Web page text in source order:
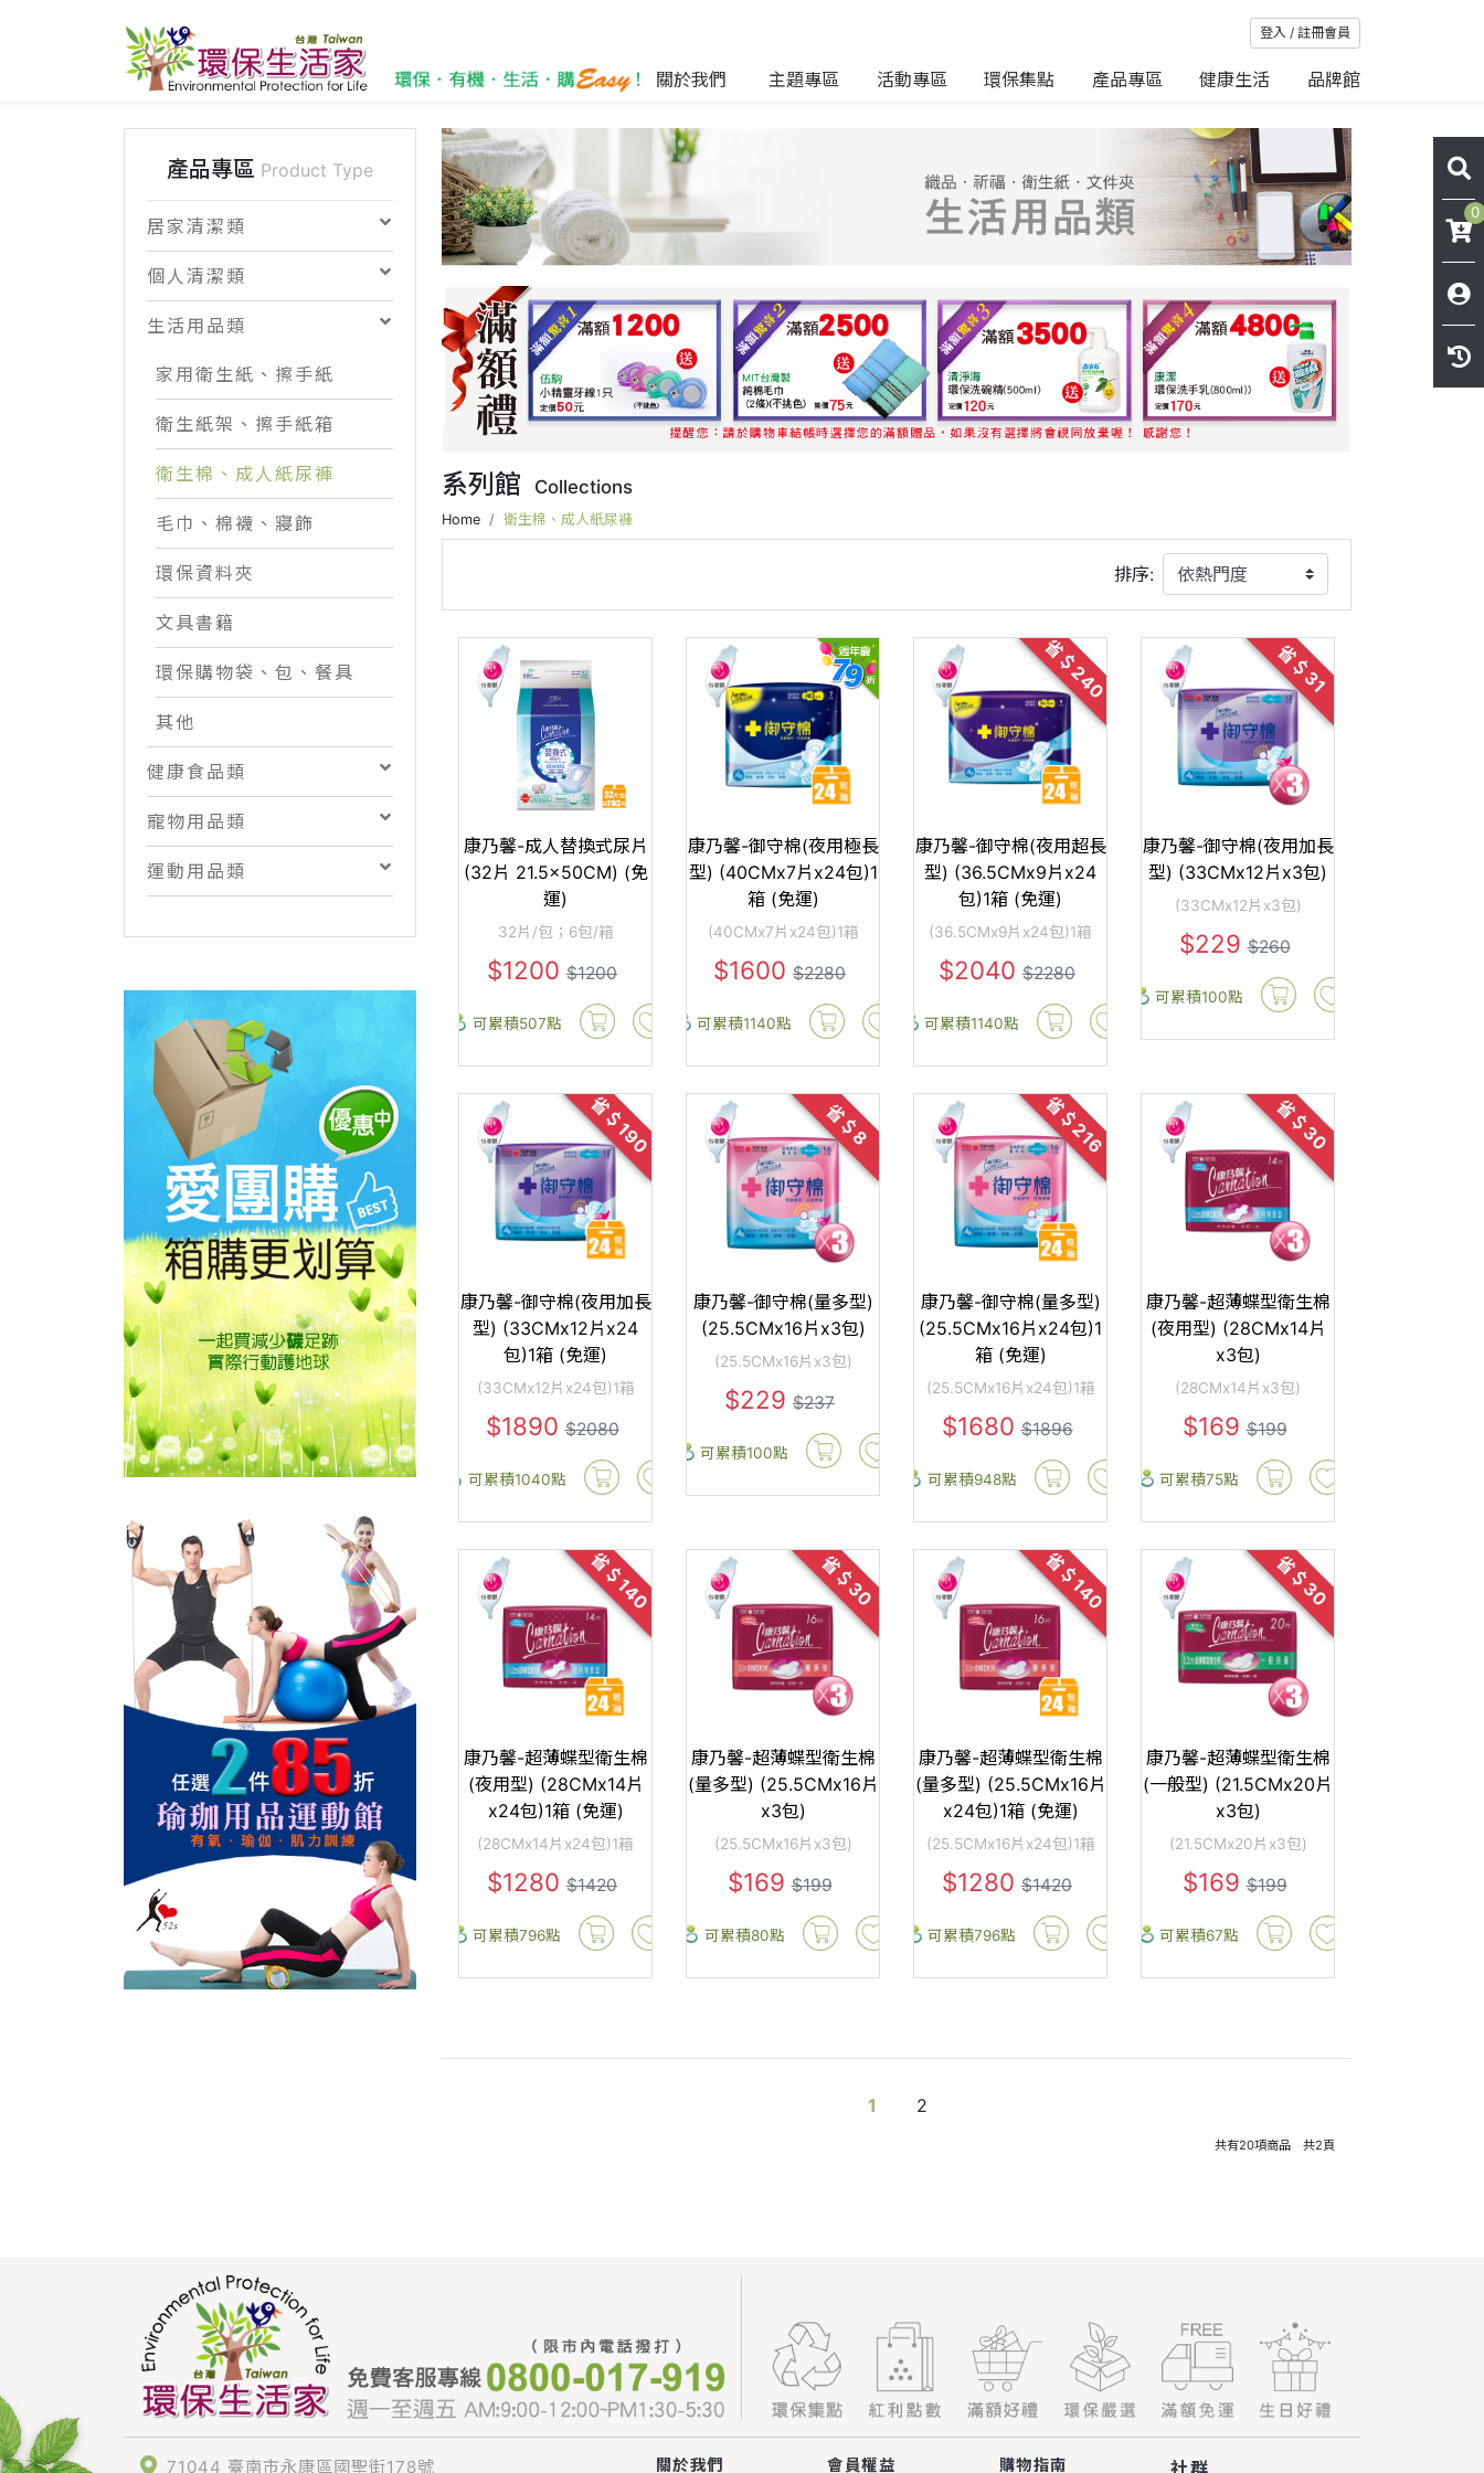
登入 / 註冊會員
關於我們 主題專區 活動專區 環保集點 產品專區 健康生活 品牌館
0
產品專區 Product Type
居家清潔類
個人清潔類
生活用品類
家用衛生紙、擦手紙
衛生紙架、擦手紙箱
衛生棉、成人紙尿褲
毛巾、棉襪、寢飾
環保資料夾
文具書籍
環保購物袋、包、餐具
其他
健康食品類
寵物用品類
運動用品類
系列館 Collections
Home 衛生棉、成人紙尿褲
排序:
康乃馨-成人替換式尿片
(32片 21.5×50CM) (免
運)
32片/包；6包/箱
$1200 $1200
可累積507點
康乃馨-御守棉(夜用極長
型) (40CMx7片x24包)1
箱 (免運)
(40CMx7片x24包)1箱
$1600 $2280
可累積1140點
省＄240
康乃馨-御守棉(夜用超長
型) (36.5CMx9片x24
包)1箱 (免運)
(36.5CMx9片x24包)1箱
$2040 $2280
可累積1140點
省＄31
康乃馨-御守棉(夜用加長
型) (33CMx12片x3包)
(33CMx12片x3包)
$229$260
可累積100點
省＄190
康乃馨-御守棉(夜用加長
型) (33CMx12片x24
包)1箱 (免運)
(33CMx12片x24包)1箱
$1890$2080
可累積1040點
省＄8
康乃馨-御守棉(量多型)
(25.5CMx16片x3包)
(25.5CMx16片x3包)
$229 $237
可累積100點
省＄216
康乃馨-御守棉(量多型)
(25.5CMx16片x24包)1
箱 (免運)
(25.5CMx16片x24包)1箱
$1680$1896
可累積948點
省＄30
康乃馨-超薄蝶型衛生棉
(夜用型) (28CMx14片
x3包)
(28CMx14片x3包)
$169$199
可累積75點
省＄140
康乃馨-超薄蝶型衛生棉
(夜用型) (28CMx14片
x24包)1箱 (免運)
(28CMx14片x24包)1箱
$1280 $1420
可累積796點
省＄30
康乃馨-超薄蝶型衛生棉
(量多型) (25.5CMx16片
x3包)
(25.5CMx16片x3包)
$169$199
可累積80點
省＄140
康乃馨-超薄蝶型衛生棉
(量多型) (25.5CMx16片
x24包)1箱 (免運)
(25.5CMx16片x24包)1箱
$1280 $1420
可累積796點
省＄30
康乃馨-超薄蝶型衛生棉
(一般型) (21.5CMx20片
x3包)
(21.5CMx20片x3包)
$169$199
可累積67點
1 2
共有20項商品 共2頁
71044 臺南市永康區國聖街178號 關於我們 會員權益 購物指南